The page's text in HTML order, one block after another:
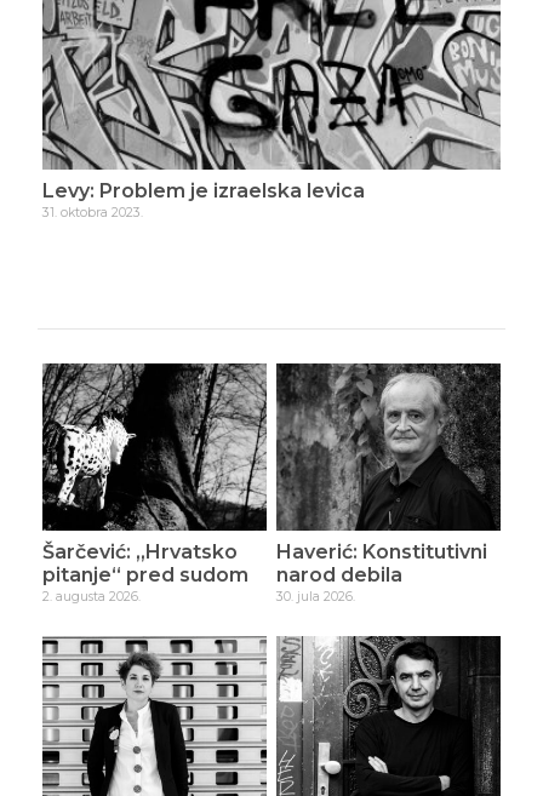
Levy: Problem je izraelska levica
31. oktobra 2023.
Šarčević: „Hrvatsko
pitanje“ pred sudom
2. augusta 2026.
Haverić: Konstitutivni
narod debila
30. jula 2026.